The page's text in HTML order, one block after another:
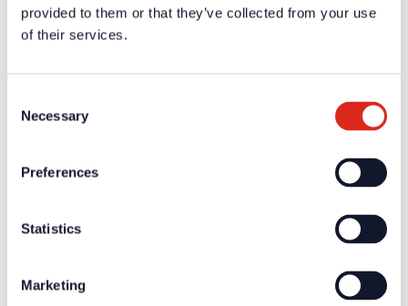
provided to them or that they’ve collected from your use
of their services.
Selection
Necessary
Preferences
Statistics
Marketing
Keine technische Daten vorhanden
Produkten und Dienstleistungen sind in dem geschützten
Partnerbereich verfügbar.
Registrierung erforderlich.
Über uns
Produkte